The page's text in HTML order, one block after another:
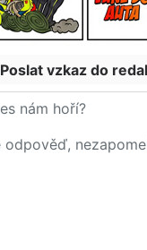
Poslat vzkaz do